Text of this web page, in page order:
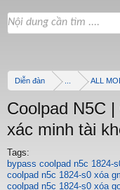
Diễn đàn ALL
Coolpad N5C
xác minh tài
Tags:
bypass coolpad n5c 1824-
coolpad n5c 1824-s0 xóa
coolpad n5c 1824-s0 xóa